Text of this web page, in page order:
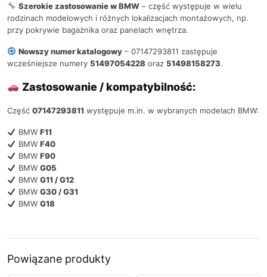
Szerokie zastosowanie w BMW– część występuje w wielu
rodzinach modelowych i różnych lokalizacjach montażowych, np.
przy pokrywie bagażnika oraz panelach wnętrza.
Nowszy numer katalogowy– 07147293811 zastępuje
wcześniejsze numery 51497054228 oraz 51498158273.
Zastosowanie / kompatybilność:
Część 07147293811 występuje m.in. w wybranych modelach BMW:
BMW F11
BMW F40
BMW F90
BMW G05
BMW G11 / G12
BMW G30 / G31
BMW G18
Powiązane produkty